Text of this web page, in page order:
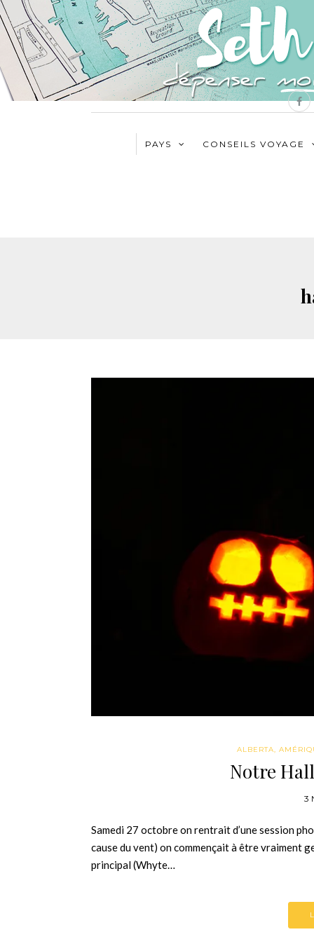
PAYS CONSEILS VOYAGE
ALBERTA,
Notre
3
Samedi 27 octobre on rentrait d’une session
cause du vent) on commençait à être vraiment
principal (Whyte…